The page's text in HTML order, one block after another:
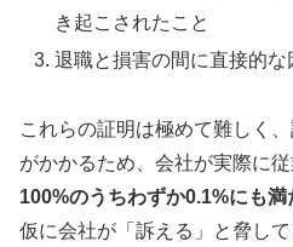
き起こされたこと
退職と損害の間に直接的な
これらの証明は極めて難しく
がかかるため、会社が実際に
100%のうちわずか0.1%にも満
仮に会社が「訴える」と脅し